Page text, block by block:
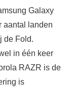
Galaxy
aantal landen
de Fold.
in één keer
RAZR is de
is